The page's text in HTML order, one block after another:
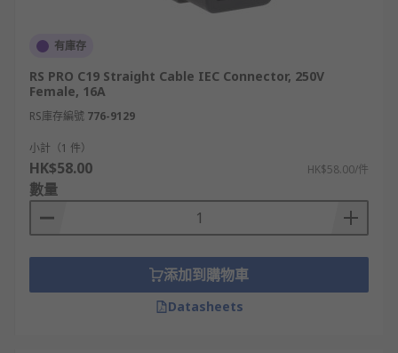
有庫存
RS PRO C19 Straight Cable IEC Connector, 250V
Female, 16A
RS庫存編號 776-9129
小計（1 件）
HK$58.00 HK$58.00/件
數量
添加到購物車
Datasheets